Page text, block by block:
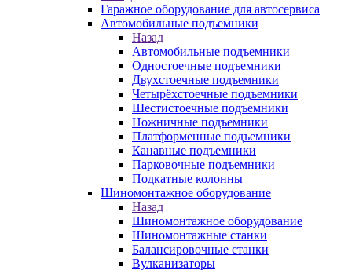
Гаражное оборудование для автосервиса
Автомобильные подъемники
Назад
Автомобильные подъемники
Одностоечные подъемники
Двухстоечные подъемники
Четырёхстоечные подъемники
Шестистоечные подъемники
Ножничные подъемники
Платформенные подъемники
Канавные подъемники
Парковочные подъемники
Подкатные колонны
Шиномонтажное оборудование
Назад
Шиномонтажное оборудование
Шиномонтажные станки
Балансировочные станки
Вулканизаторы